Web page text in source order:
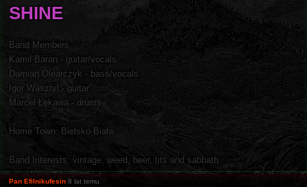
SHINE
Band Members:
Kamil Baran - guitar/vocals
Damian Olearczyk - bass/vocals
Igor Wasztyl - guitar
Marcel Łękawa - drums
Home Town: Bielsko-Biała
Band Interests: vintage, weed, beer, tits and sabbath
Pan Efilnikufesin 8 lat temu